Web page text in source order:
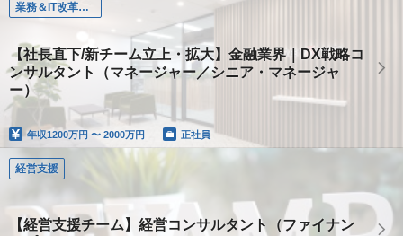
業務＆IT改革コンサルタント
【社長直下/新チーム立上・拡大】金融業界｜DX戦略コ
ンサルタント（マネージャー／シニア・マネージャ
ー）
年収1200万円 〜 2000万円 正社員
経営支援
【経営支援チーム】経営コンサルタント（ファイナン